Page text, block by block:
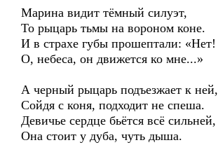
Марина видит тёмный силуэт,
То рыцарь тьмы на вороном коне.
И в страхе губы прошептали: «Нет!
О, небеса, он движется ко мне...»
А черный рыцарь подъезжает к ней,
Сойдя с коня, подходит не спеша.
Девичье сердце бьётся всё сильней,
Она стоит у дуба, чуть дыша.